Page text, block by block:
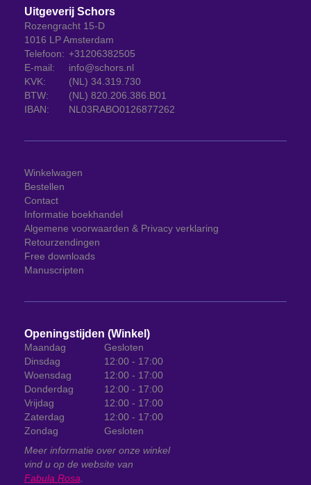
Uitgeverij Schors
Rozengracht 15-D
1016 LP Amsterdam
Telefoon: +31206382505
E-mail:
info@schors.nl
KVK:
(NL) 34.319.730
BTW:
(NL) 820.206.386.B01
IBAN:
NL03RABO0126877262
Winkelwagen
Bestellen
Contact
Informatie boekhandel
Algemene voorwaarden & Privacy verklaring
Retourzendingen
Free downloads
Manuscripten
Openingstijden (Winkel)
Maandag
Gesloten
Dinsdag
12:00 - 17:00
Woensdag
12:00 - 17:00
Donderdag
12:00 - 17:00
Vrijdag
12:00 - 17:00
Zaterdag
12:00 - 17:00
Zondag
Gesloten
Meer informatie over onze winkel
vind u op de website van
Fabula Rosa.